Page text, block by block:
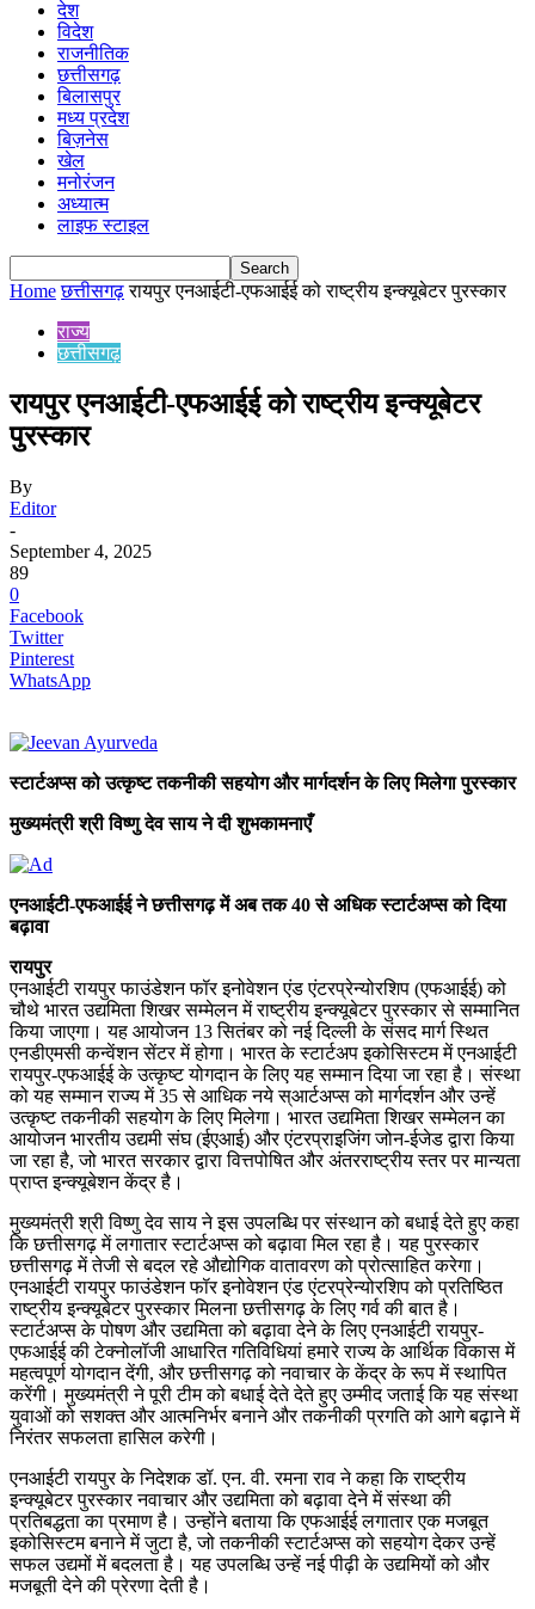
देश
विदेश
राजनीतिक
छत्तीसगढ़
बिलासपुर
मध्य प्रदेश
बिज़नेस
खेल
मनोरंजन
अध्यात्म
लाइफ स्टाइल
Home छत्तीसगढ़ रायपुर एनआईटी-एफआईई को राष्ट्रीय इन्क्यूबेटर पुरस्कार
राज्य
छत्तीसगढ़
रायपुर एनआईटी-एफआईई को राष्ट्रीय इन्क्यूबेटर
पुरस्कार
By
Editor
-
September 4, 2025
89
0
Facebook
Twitter
Pinterest
WhatsApp
स्टार्टअप्स को उत्कृष्ट तकनीकी सहयोग और मार्गदर्शन के लिए मिलेगा पुरस्कार
मुख्यमंत्री श्री विष्णु देव साय ने दी शुभकामनाएँ
एनआईटी-एफआईई ने छत्तीसगढ़ में अब तक 40 से अधिक स्टार्टअप्स को दिया
बढ़ावा
रायपुर
एनआईटी रायपुर फाउंडेशन फॉर इनोवेशन एंड एंटरप्रेन्योरशिप (एफआईई) को
चौथे भारत उद्यमिता शिखर सम्मेलन में राष्ट्रीय इन्क्यूबेटर पुरस्कार से सम्मानित
किया जाएगा। यह आयोजन 13 सितंबर को नई दिल्ली के संसद मार्ग स्थित
एनडीएमसी कन्वेंशन सेंटर में होगा। भारत के स्टार्टअप इकोसिस्टम में एनआईटी
रायपुर-एफआईई के उत्कृष्ट योगदान के लिए यह सम्मान दिया जा रहा है। संस्था
को यह सम्मान राज्य में 35 से आधिक नये स्आर्टअप्स को मार्गदर्शन और उन्हें
उत्कृष्ट तकनीकी सहयोग के लिए मिलेगा। भारत उद्यमिता शिखर सम्मेलन का
आयोजन भारतीय उद्यमी संघ (ईएआई) और एंटरप्राइजिंग जोन-ईजेड द्वारा किया
जा रहा है, जो भारत सरकार द्वारा वित्तपोषित और अंतरराष्ट्रीय स्तर पर मान्यता
प्राप्त इन्क्यूबेशन केंद्र है।
मुख्यमंत्री श्री विष्णु देव साय ने इस उपलब्धि पर संस्थान को बधाई देते हुए कहा
कि छत्तीसगढ़ में लगातार स्टार्टअप्स को बढ़ावा मिल रहा है। यह पुरस्कार
छत्तीसगढ़ में तेजी से बदल रहे औद्योगिक वातावरण को प्रोत्साहित करेगा।
एनआईटी रायपुर फाउंडेशन फॉर इनोवेशन एंड एंटरप्रेन्योरशिप को प्रतिष्ठित
राष्ट्रीय इन्क्यूबेटर पुरस्कार मिलना छत्तीसगढ़ के लिए गर्व की बात है।
स्टार्टअप्स के पोषण और उद्यमिता को बढ़ावा देने के लिए एनआईटी रायपुर-
एफआईई की टेक्नोलॉजी आधारित गतिविधियां हमारे राज्य के आर्थिक विकास में
महत्वपूर्ण योगदान देंगी, और छत्तीसगढ़ को नवाचार के केंद्र के रूप में स्थापित
करेंगी। मुख्यमंत्री ने पूरी टीम को बधाई देते देते हुए उम्मीद जताई कि यह संस्था
युवाओं को सशक्त और आत्मनिर्भर बनाने और तकनीकी प्रगति को आगे बढ़ाने में
निरंतर सफलता हासिल करेगी।
एनआईटी रायपुर के निदेशक डॉ. एन. वी. रमना राव ने कहा कि राष्ट्रीय
इन्क्यूबेटर पुरस्कार नवाचार और उद्यमिता को बढ़ावा देने में संस्था की
प्रतिबद्धता का प्रमाण है। उन्होंने बताया कि एफआईई लगातार एक मजबूत
इकोसिस्टम बनाने में जुटा है, जो तकनीकी स्टार्टअप्स को सहयोग देकर उन्हें
सफल उद्यमों में बदलता है। यह उपलब्धि उन्हें नई पीढ़ी के उद्यमियों को और
मजबूती देने की प्रेरणा देती है।